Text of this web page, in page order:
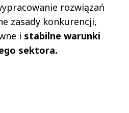
rozwiązań
zasady konkurencji,
i stabilne warunki
sektora.